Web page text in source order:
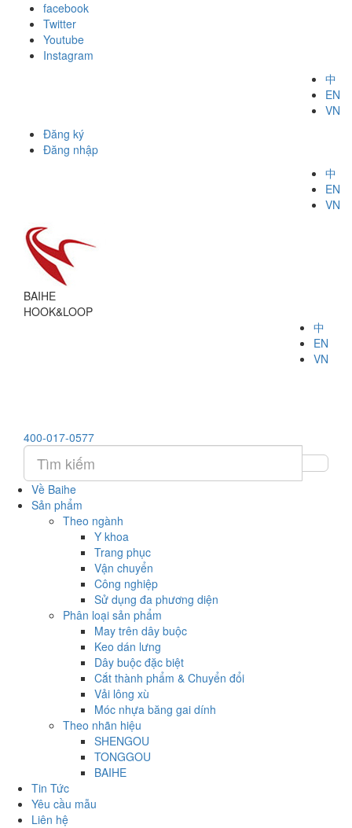
facebook
Twitter
Youtube
Instagram
中
EN
VN
Đăng ký
Đăng nhập
中
EN
VN
BAIHE
HOOK&LOOP
中
EN
VN
400-017-0577
Về Baihe
Sản phẩm
Theo ngành
Y khoa
Trang phục
Vận chuyển
Công nghiệp
Sử dụng đa phương diện
Phân loại sản phẩm
May trên dây buộc
Keo dán lưng
Dây buộc đặc biệt
Cắt thành phẩm & Chuyển đổi
Vải lông xù
Móc nhựa băng gai dính
Theo nhãn hiệu
SHENGOU
TONGGOU
BAIHE
Tin Tức
Yêu cầu mẫu
Liên hệ